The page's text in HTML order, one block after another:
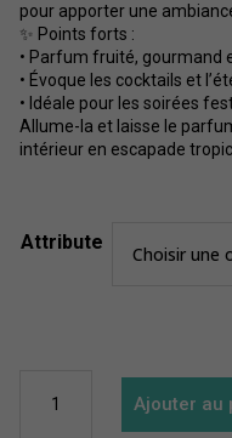
pour apporter une
✨ Points forts :
• Parfum fruité, gourmand
• Évoque les cocktails et
• Idéale pour les soirées
Allume-la et laisse le
intérieur en escapade
Attribute
Ajouter au